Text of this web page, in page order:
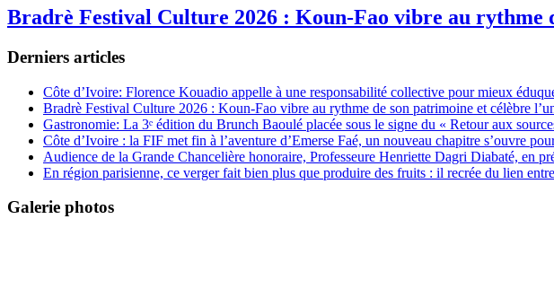
Bradrè Festival Culture 2026 : Koun-Fao vibre au rythme
Derniers articles
Côte d’Ivoire: Florence Kouadio appelle à une responsabilité collective pour mieux
Bradrè Festival Culture 2026 : Koun-Fao vibre au rythme de son patrimoine et célèbre
Gastronomie: La 3ᵉ édition du Brunch Baoulé placée sous le signe du « Retour aux
Côte d’Ivoire : la FIF met fin à l’aventure d’Emerse Faé, un nouveau chapitre s’ouvre
Audience de la Grande Chancelière honoraire, Professeure Henriette Dagri Diabaté, en
En région parisienne, ce verger fait bien plus que produire des fruits : il recrée du lien
Galerie photos